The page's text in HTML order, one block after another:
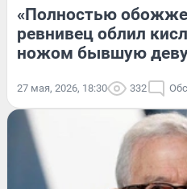
«Полностью
ревнивец облил
ножом бывшую
27 мая, 2026, 18:30 332